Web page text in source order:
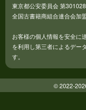
東京都公安委員会 第
全国古書籍商組合連合会加
お客様の個人情報を安全に
を利用し第三者によるデー
す。
© 2022-